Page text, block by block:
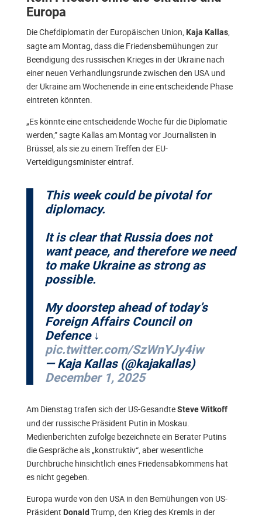
Europa
Die Chefdiplomatin der Europäischen Union, Kaja Kallas,
sagte am Montag, dass die Friedensbemühungen zur
Beendigung des russischen Krieges in der Ukraine nach
einer neuen Verhandlungsrunde zwischen den USA und
der Ukraine am Wochenende in eine entscheidende Phase
eintreten könnten.
„Es könnte eine entscheidende Woche für die Diplomatie
werden,” sagte Kallas am Montag vor Journalisten in
Brüssel, als sie zu einem Treffen der EU-
Verteidigungsminister eintraf.
This week could be pivotal for
diplomacy.
It is clear that Russia does not
want peace, and therefore we need
to make Ukraine as strong as
possible.
My doorstep ahead of today’s
Foreign Affairs Council on
Defence ↓
pic.twitter.com/SzWnYJy4iw
— Kaja Kallas (@kajakallas)
December 1, 2025
Am Dienstag trafen sich der US-GesandteSteve Witkoff
und der russische Präsident Putin in Moskau.
Medienberichten zufolge bezeichnete ein Berater Putins
die Gespräche als „konstruktiv“, aber wesentliche
Durchbrüche hinsichtlich eines Friedensabkommens hat
es nicht gegeben.
Europa wurde von den USA in den Bemühungen von US-
Präsident Donald Trump, den Krieg des Kremls in der